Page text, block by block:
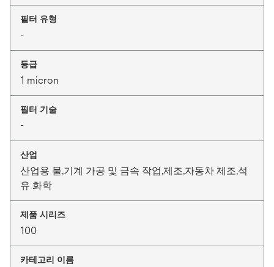
필터 유형
-
등급
1 micron
필터 기술
-
산업
산업용 물,기계 가공 및 금속 작업,제조,자동차 제조,석
유 화학
제품 시리즈
100
카테고리 이름